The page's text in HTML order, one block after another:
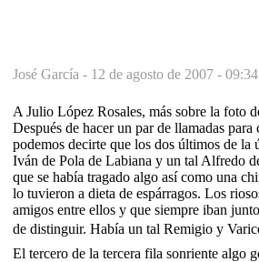
José García - 12 de agosto de 2007 - 09:34
A Julio López Rosales, más sobre la foto
Después de hacer un par de llamadas
podemos decirte que los dos últimos de la
Iván de Pola de Labiana y un tal Alfredo
que se había tragado algo así como una
lo tuvieron a dieta de espárragos. Los
amigos entre ellos y que siempre iban
de distinguir. Había un tal Remigio y
El tercero de la tercera fila sonriente algo